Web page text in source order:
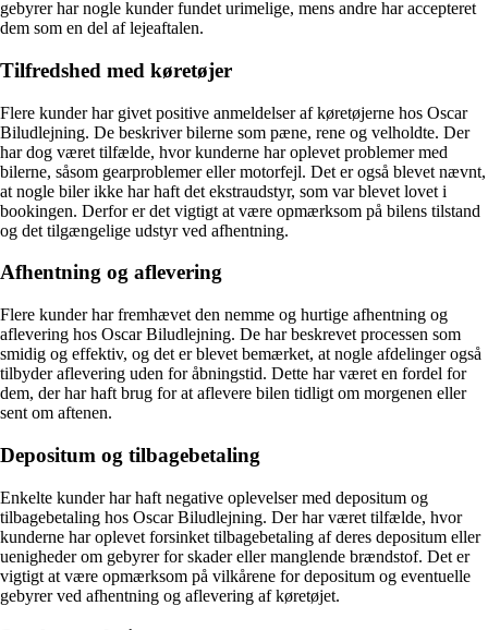
gebyrer har nogle kunder fundet urimelige, mens andre har accepteret
dem som en del af lejeaftalen.
Tilfredshed med køretøjer
Flere kunder har givet positive anmeldelser af køretøjerne hos Oscar
Biludlejning. De beskriver bilerne som pæne, rene og velholdte. Der
har dog været tilfælde, hvor kunderne har oplevet problemer med
bilerne, såsom gearproblemer eller motorfejl. Det er også blevet nævnt,
at nogle biler ikke har haft det ekstraudstyr, som var blevet lovet i
bookingen. Derfor er det vigtigt at være opmærksom på bilens tilstand
og det tilgængelige udstyr ved afhentning.
Afhentning og aflevering
Flere kunder har fremhævet den nemme og hurtige afhentning og
aflevering hos Oscar Biludlejning. De har beskrevet processen som
smidig og effektiv, og det er blevet bemærket, at nogle afdelinger også
tilbyder aflevering uden for åbningstid. Dette har været en fordel for
dem, der har haft brug for at aflevere bilen tidligt om morgenen eller
sent om aftenen.
Depositum og tilbagebetaling
Enkelte kunder har haft negative oplevelser med depositum og
tilbagebetaling hos Oscar Biludlejning. Der har været tilfælde, hvor
kunderne har oplevet forsinket tilbagebetaling af deres depositum eller
uenigheder om gebyrer for skader eller manglende brændstof. Det er
vigtigt at være opmærksom på vilkårene for depositum og eventuelle
gebyrer ved afhentning og aflevering af køretøjet.